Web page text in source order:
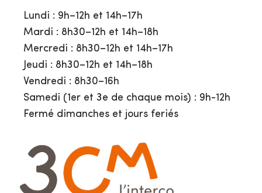
Lundi : 9h–12h et 14h–17h
Mardi : 8h30–12h et 14h–18h
Mercredi : 8h30–12h et 14h–17h
Jeudi : 8h30–12h et 14h–18h
Vendredi : 8h30–16h
Samedi (1er et 3e de chaque mois) : 9h-12h
Fermé dimanches et jours feriés